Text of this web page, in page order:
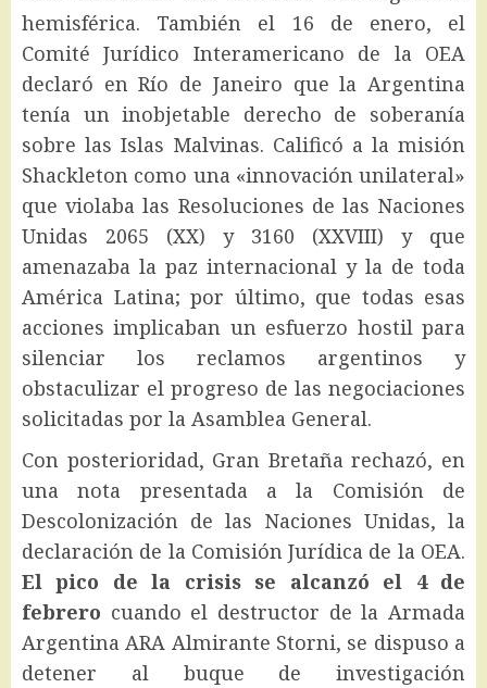
hemisférica. También el 16 de enero, el
Comité Jurídico Interamericano de la OEA
declaró en Río de Janeiro que la Argentina
tenía un inobjetable derecho de soberanía
sobre las Islas Malvinas. Calificó a la misión
Shackleton como una «innovación unilateral»
que violaba las Resoluciones de las Naciones
Unidas 2065 (XX) y 3160 (XXVIII) y que
amenazaba la paz internacional y la de toda
América Latina; por último, que todas esas
acciones implicaban un esfuerzo hostil para
silenciar los reclamos argentinos y
obstaculizar el progreso de las negociaciones
solicitadas por la Asamblea General.
Con posterioridad, Gran Bretaña rechazó, en
una nota presentada a la Comisión de
Descolonización de las Naciones Unidas, la
declaración de la Comisión Jurídica de la OEA.
El pico de la crisis se alcanzó el 4 de
febrero cuando el destructor de la Armada
Argentina ARA Almirante Storni, se dispuso a
detener al buque de investigación